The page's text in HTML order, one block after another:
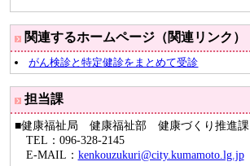
関連するホームページ（関連リンク）
がん検診と特定健診をまとめて受診
担当課
■健康福祉局 健康福祉部 健康づくり推進課
TEL：096-328-2145
E-MAIL： kenkouzukuri@city.kumamoto.lg.jp